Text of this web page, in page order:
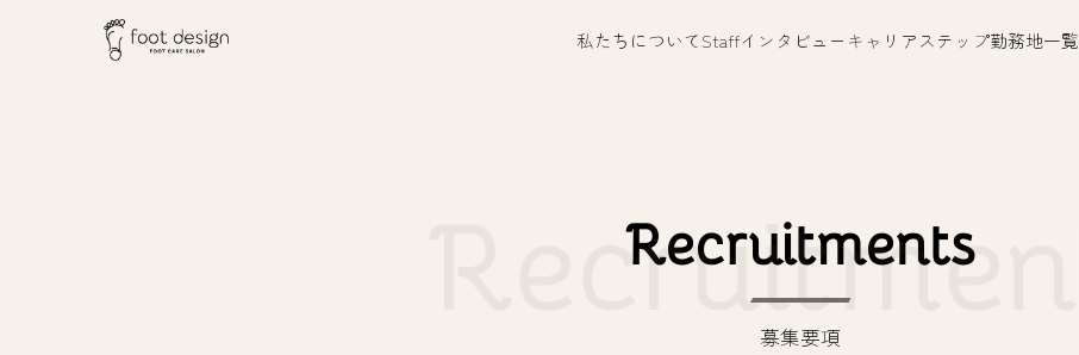
私たちについてStaffインタビュー キャリアステップ勤務地一覧
Recruitments
募集要項